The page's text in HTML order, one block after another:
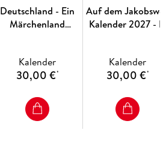
Deutschland - Ein
Märchenland
Kalender
30,00 €*
Auf dem
Kalender 2027 - El
Kalender
30,00 €*